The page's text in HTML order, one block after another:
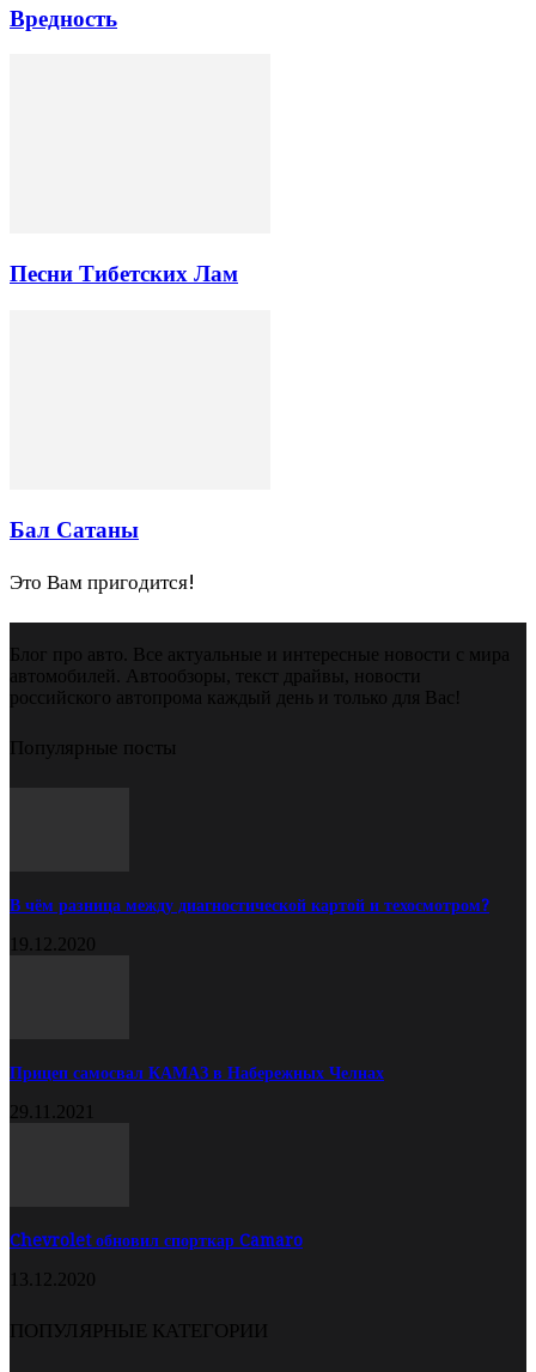
Вредность
Песни Тибетских Лам
Бал Сатаны
Это Вам пригодится!
Блог про авто. Все актуальные и интересные новости с мира
автомобилей. Автообзоры, текст драйвы, новости
российского автопрома каждый день и только для Вас!
Популярные посты
В чём разница между диагностической картой и техосмотром?
19.12.2020
Прицеп самосвал КАМАЗ в Набережных Челнах
29.11.2021
Chevrolet обновил спорткар Camaro
13.12.2020
ПОПУЛЯРНЫЕ КАТЕГОРИИ